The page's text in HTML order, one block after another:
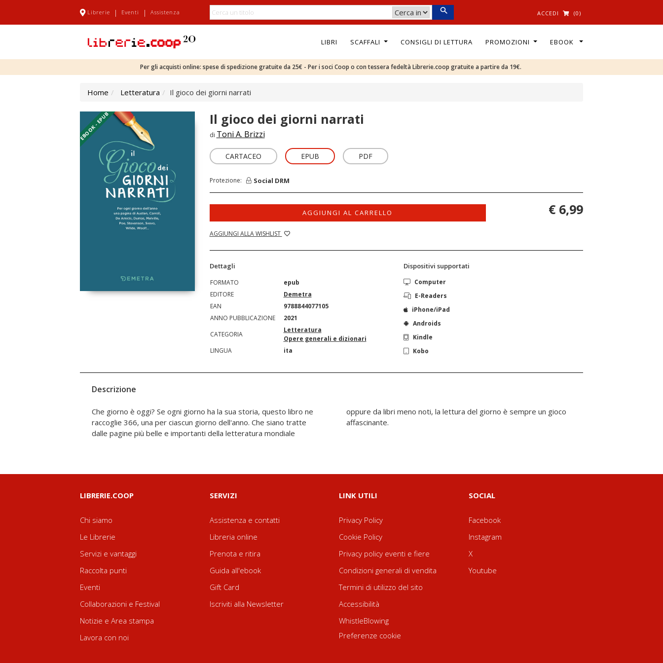
Librerie | Eventi | Assistenza ACCEDI (0)
LIBRI SCAFFALI CONSIGLI DI LETTURA PROMOZIONI EBOOK
Per gli acquisti online: spese di spedizione gratuite da 25€ - Per i soci Coop o con tessera fedeltà Librerie.coop gratuite a partire da 19€.
Home Letteratura Il gioco dei giorni narrati
EBOOK - EPUB Il gioco dei giorni narrati
di Toni A. Brizzi
CARTACEO EPUB PDF
Protezione: Social DRM
AGGIUNGI AL CARRELLO
AGGIUNGI ALLA WISHLIST
€ 6,99
Dettagli
FORMATO
epub
EDITORE
Demetra
EAN
9788844077105
ANNO PUBBLICAZIONE
2021
CATEGORIA
Letteratura
Opere generali e dizionari
LINGUA
ita
Dispositivi supportati
Computer
E-Readers
iPhone/iPad
Androids
Kindle
Kobo
Descrizione
Che giorno è oggi? Se ogni giorno ha la sua storia, questo libro ne
raccoglie 366, una per ciascun giorno dell'anno. Che siano tratte
dalle pagine più belle e importanti della letteratura mondiale
oppure da libri meno noti, la lettura del giorno è sempre un gioco
affascinante.
LIBRERIE.COOP
Chi siamo
Le Librerie
Servizi e vantaggi
Raccolta punti
Eventi
Collaborazioni e Festival
Notizie e Area stampa
Lavora con noi
SERVIZI
Assistenza e contatti
Libreria online
Prenota e ritira
Guida all'ebook
Gift Card
Iscriviti alla Newsletter
LINK UTILI
Privacy Policy
Cookie Policy
Privacy policy eventi e fiere
Condizioni generali di vendita
Termini di utilizzo del sito
Accessibilità
WhistleBlowing
Preferenze cookie
SOCIAL
Facebook
Instagram
X
Youtube